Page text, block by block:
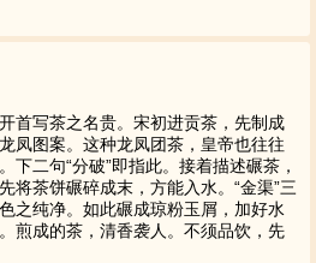
写茶之名贵。宋初进贡茶，先制成
凤图案。这种龙凤团茶，皇帝也往往
下二句“分破”即指此。接着描述碾茶，
将茶饼碾碎成末，方能入水。“金渠”三
之纯净。如此碾成琼粉玉屑，加好水
煎成的茶，清香袭人。不须品饮，先